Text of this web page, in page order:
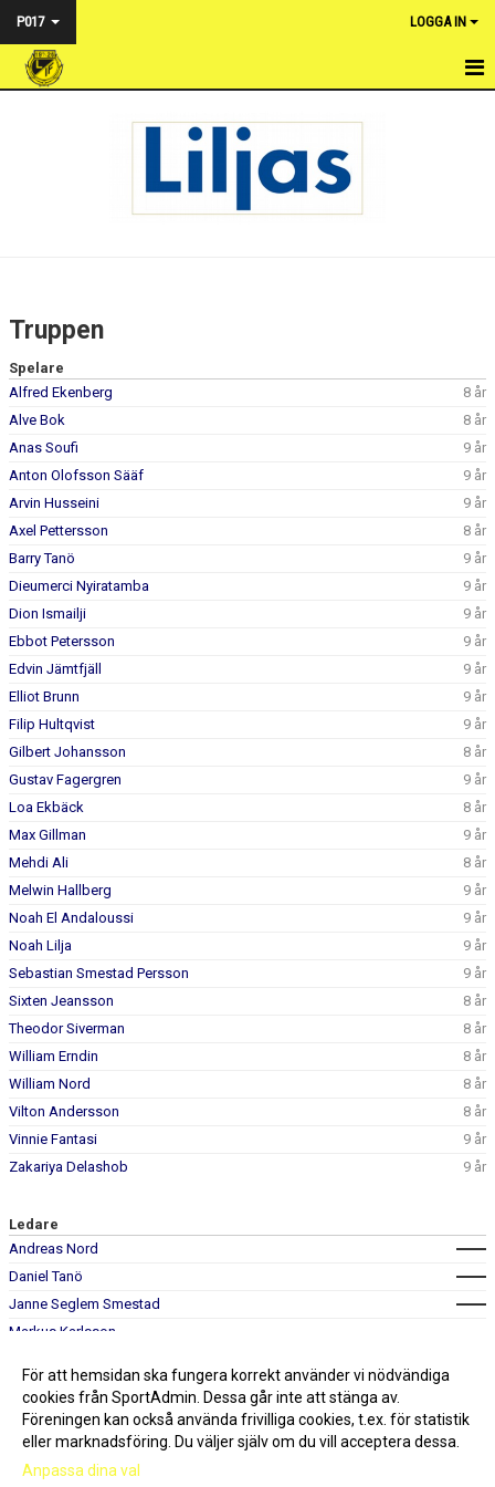
P017 LOGGA IN
BILDGALLERI
DOKUMENT
KONTAKT
Truppen
Spelare
Alfred Ekenberg
8 år
Alve Bok
8 år
Anas Soufi
9 år
Anton Olofsson Sääf
9 år
Arvin Husseini
9 år
Axel Pettersson
8 år
Barry Tanö
9 år
Dieumerci Nyiratamba
9 år
Dion Ismailji
9 år
Ebbot Petersson
9 år
Edvin Jämtfjäll
9 år
Elliot Brunn
9 år
Filip Hultqvist
9 år
Gilbert Johansson
8 år
Gustav Fagergren
9 år
Loa Ekbäck
8 år
Max Gillman
9 år
Mehdi Ali
8 år
Melwin Hallberg
9 år
Noah El Andaloussi
9 år
Noah Lilja
9 år
Sebastian Smestad Persson
9 år
Sixten Jeansson
8 år
Theodor Siverman
8 år
William Erndin
8 år
William Nord
8 år
Vilton Andersson
8 år
Vinnie Fantasi
9 år
Zakariya Delashob
9 år
Ledare
Andreas Nord
Daniel Tanö
Janne Seglem Smestad
Markus Karlsson
Sakarias El Andaloussi
För att hemsidan ska fungera korrekt använder vi nödvändiga
cookies från SportAdmin. Dessa går inte att stänga av.
Föreningen kan också använda frivilliga cookies, t.ex. för statistik
eller marknadsföring. Du väljer själv om du vill acceptera dessa.
Anpassa dina val